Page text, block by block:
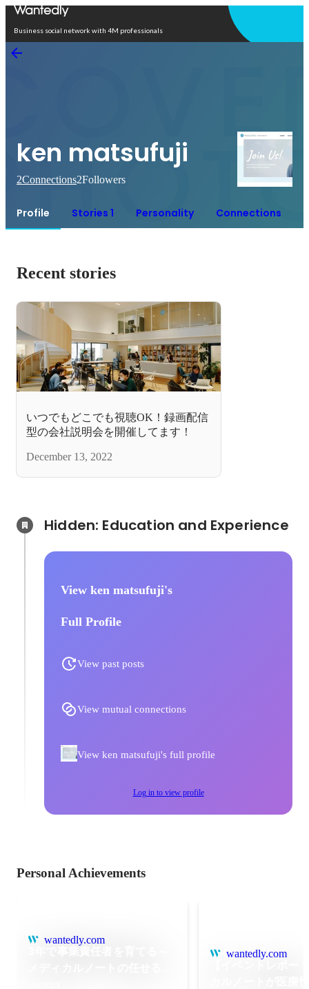
Business social network with 4M professionals
ken matsufuji
2Connections2Followers
Profile Stories 1 Personality Connections
Recent stories
いつでもどこでも視聴OK！録画配信
型の会社説明会を開催してます！
December 13, 2022
View ken matsufuji's
Full Profile
View past posts
View mutual connections
View ken matsufuji's full profile
Log in to view profile
Personal Achievements
wantedly.com
wantedly.com